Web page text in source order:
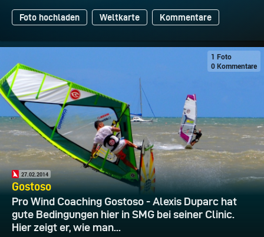
Foto hochladen Weltkarte Kommentare
1 Foto
0 Kommentare
27.02.2014
Gostoso
Pro Wind Coaching Gostoso - Alexis Duparc hat
gute Bedingungen hier in SMG bei seiner Clinic.
Hier zeigt er, wie man...